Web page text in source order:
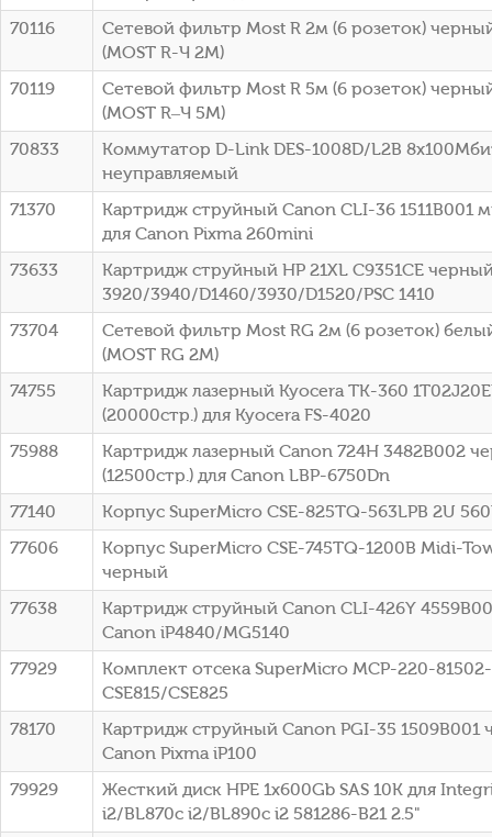
70116
Сетевой фильтр Most R 2м (6 розеток)
(МОSТ R-Ч 2М)
70119
Сетевой фильтр Most R 5м (6 розеток)
(МОSТ R–Ч 5М)
70833
Коммутатор D-Link DES-1008D/L2B
неуправляемый
71370
Картридж струйный Canon CLI-36 1511B001
для Canon Pixma 260mini
73633
Картридж струйный HP 21XL C9351CE
3920/3940/D1460/3930/D1520/PSC 1410
73704
Сетевой фильтр Most RG 2м (6 розеток)
(МОSТ RG 2М)
74755
Картридж лазерный Kyocera TK-360
(20000стр.) для Kyocera FS-4020
75988
Картридж лазерный Canon 724H 3482B002
(12500стр.) для Canon LBP-6750Dn
77140
Корпус SuperMicro CSE-825TQ-563LPB 2U
77606
Корпус SuperMicro CSE-745TQ-1200B Midi-
черный
77638
Картридж струйный Canon CLI-426Y
Canon iP4840/MG5140
77929
Комплект отсека SuperMicro MCP-220-
CSE815/CSE825
78170
Картридж струйный Canon PGI-35 1509B001
Canon Pixma iP100
79929
Жесткий диск HPE 1x600Gb SAS 10K для
i2/BL870c i2/BL890c i2 581286-B21 2.5"